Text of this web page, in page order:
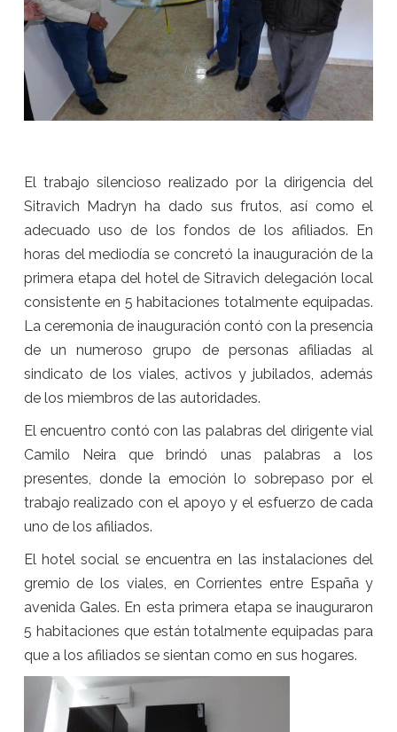
El trabajo silencioso realizado por la dirigencia del
Sitravich Madryn ha dado sus frutos, así como el
adecuado uso de los fondos de los afiliados. En
horas del mediodía se concretó la inauguración de la
primera etapa del hotel de Sitravich delegación local
consistente en 5 habitaciones totalmente equipadas.
La ceremonia de inauguración contó con la presencia
de un numeroso grupo de personas afiliadas al
sindicato de los viales, activos y jubilados, además
de los miembros de las autoridades.
El encuentro contó con las palabras del dirigente vial
Camilo Neira que brindó unas palabras a los
presentes, donde la emoción lo sobrepaso por el
trabajo realizado con el apoyo y el esfuerzo de cada
uno de los afiliados.
El hotel social se encuentra en las instalaciones del
gremio de los viales, en Corrientes entre España y
avenida Gales. En esta primera etapa se inauguraron
5 habitaciones que están totalmente equipadas para
que a los afiliados se sientan como en sus hogares.